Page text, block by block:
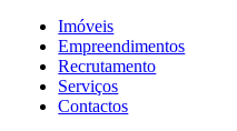
Imóveis
Empreendimentos
Recrutamento
Serviços
Contactos